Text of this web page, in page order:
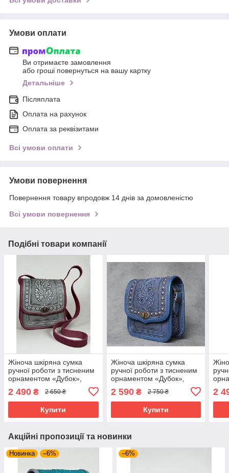
Умови оплати
Ви отримаєте замовлення
або гроші повернуться на вашу картку
Детальніше
Післяплата
Оплата на рахунок
Оплата за реквізитами
Всі умови оплати
Умови повернення
Повернення товару впродовж 14 днів за домовленістю
Всі умови повернення
Подібні товари компанії
Жіноча шкіряна сумка
ручної роботи з тисненим
орнаментом «Дубок»,
натуральної шкіри,
20*21*8 см
2 490 ₴ 2 650 ₴
Купити
Жіноча шкіряна сумка
ручної роботи з тисненим
орнаментом «Дубок»,
натуральної шкіри,
20*21*8 см
2 590₴ 2 750 ₴
Купити
2
Акційні пропозиції та новинки
Новинка –6% –6%